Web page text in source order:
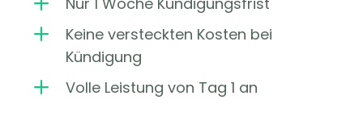
L
Keine versteckten Kosten bei
Kündigung
L Volle Leistung von Tag 1 an